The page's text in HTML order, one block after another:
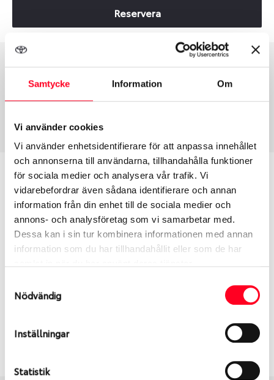
Samtycke Information Om
Vi använder cookies
Vi använder enhetsidentifierare för att anpassa innehållet
och annonserna till användarna, tillhandahålla funktioner
för sociala medier och analysera vår trafik. Vi
vidarebefordrar även sådana identifierare och annan
information från din enhet till de sociala medier och
annons- och analysföretag som vi samarbetar med.
Dessa kan i sin tur kombinera informationen med annan
information som du har tillhandahållit eller som de har
Nödvändig
Inställningar
Statistik
Reservera
Däcktyp
Sommar
Däckstorlek
2263
Passar detta däck min bil?
Ange registreringsnummer för att se om det däck
du valt passar din bilmodell. Om du köper däck som
skall sättas på dina befintliga fälgar, se till att kolla
en extra gång så att däck och fälg har samma
bilen hade ut från fabrik.
S Sök